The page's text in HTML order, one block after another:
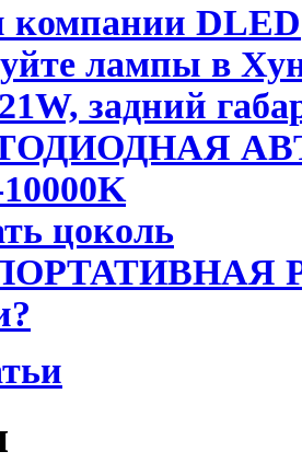
DLED
лампы в
задний
цоколь